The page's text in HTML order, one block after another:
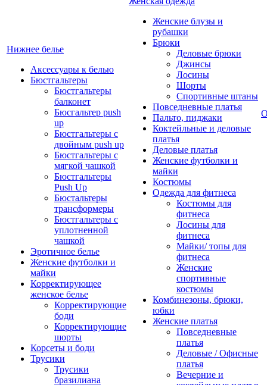
Нижнее белье
Аксессуары к белью
Бюстгальтеры
Бюстгальтеры
балконет
Бюсгальтер push
up
Бюстгальтеры с
двойным push up
Бюстгальтеры с
мягкой чашкой
Бюстгальтеры
Push Up
Бюстальтеры
трансформеры
Бюстгальтеры с
уплотненной
чашкой
Эротичное белье
Женские футболки и
майки
Корректирующее
женское белье
Корректирующие
боди
Корректирующие
шорты
Корсеты и боди
Трусики
Трусики
бразилиана
Женские блузы и
рубашки
Брюки
Деловые брюки
Джинсы
Лосины
Шорты
Спортивные штаны
Повседневные платья
Пальто, пиджаки
Коктейльные и деловые
платья
Деловые платья
Женские футболки и
майки
Костюмы
Одежда для фитнеса
Костюмы для
фитнеса
Лосины для
фитнеса
Майки/ топы для
фитнеса
Женские
спортивные
костюмы
Комбинезоны, брюки,
юбки
Женские платья
Повседневные
платья
Деловые / Офисные
платья
Вечерние и